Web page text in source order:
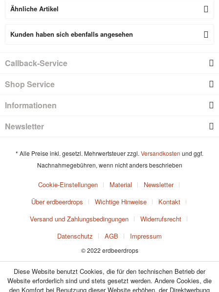
Ähnliche Artikel
Kunden haben sich ebenfalls angesehen
Callback-Service
Shop Service
Informationen
Newsletter
* Alle Preise inkl. gesetzl. Mehrwertsteuer zzgl. Versandkosten und ggf.
Nachnahmegebühren, wenn nicht anders beschrieben
Cookie-Einstellungen Material
Newsletter
Über erdbeerdrops
Wichtige Hinweise
Kontakt
Versand und Zahlungsbedingungen
Widerrufsrecht
Datenschutz
AGB Impressum
© 2022 erdbeerdrops
Diese Website benutzt Cookies, die für den technischen Betrieb der
Website erforderlich sind und stets gesetzt werden. Andere Cookies, die
den Komfort bei Benutzung dieser Website erhöhen, der Direktwerbung